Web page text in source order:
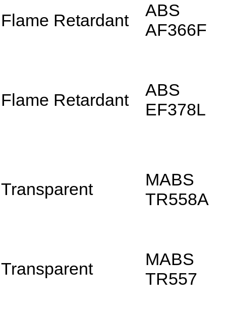
Flame Retardant
ABS
AF366F
Flame Retardant
ABS
EF378L
Transparent
MABS
TR558A
Transparent
MABS
TR557